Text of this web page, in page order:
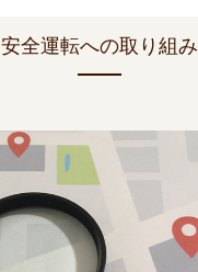
安全運転への取り組み